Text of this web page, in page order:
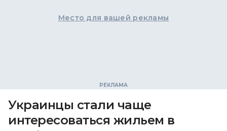
Место для вашей рекламы
Украинцы стали чаще
интересоваться жильем в